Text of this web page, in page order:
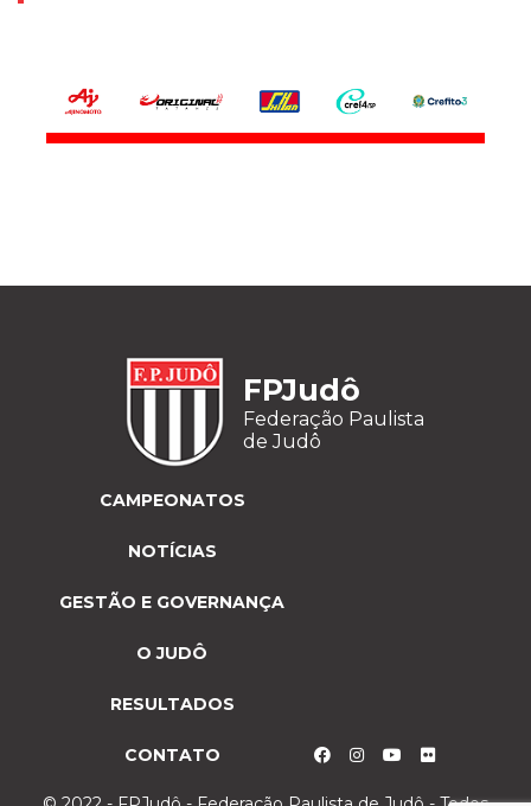
FPJudô
Federação Paulista
de Judô
CAMPEONATOS
NOTÍCIAS
GESTÃO E GOVERNANÇA
O JUDÔ
RESULTADOS
CONTATO